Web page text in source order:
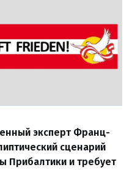
эксперт Франц-
сценарий
Прибалтики и требует